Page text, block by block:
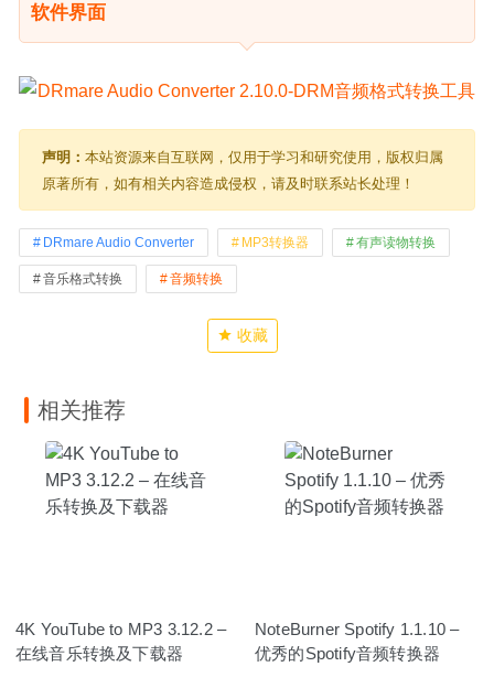
软件界面
声明： 本站资源来自互联网，仅用于学习和研究使用，版权归属
原著所有，如有相关内容造成侵权，请及时联系站长处理！
DRmare Audio Converter MP3转换器 有声读物转换
音乐格式转换 音频转换
收藏
相关推荐
4K YouTube to MP3 3.12.2 –
在线音乐转换及下载器
NoteBurner Spotify 1.1.10 –
优秀的Spotify音频转换器